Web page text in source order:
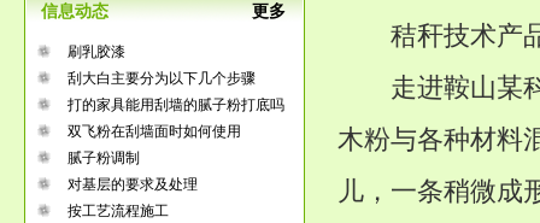
更多
信息动态
刷乳胶漆
刮大白主要分为以下几个步骤
打的家具能用刮墙的腻子粉打底吗
双飞粉在刮墙面时如何使用
腻子粉调制
对基层的要求及处理
按工艺流程施工
秸秆技术产品
走进鞍山某科
木粉与各种材料
儿，一条稍微成